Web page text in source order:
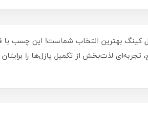
پازلتان همیشه درست و محکم بماند؟ چسب پازل 120 میل کینگ
لذت‌بخش از تکمیل پازل‌ها را